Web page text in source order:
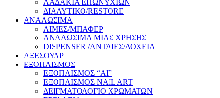
ΛΑΔΑΚΙΑ ΕΠΩΝΥΧΙΩΝ
ΔΙΑΛΥΤΙΚΟ/RESTORE
ΑΝΑΛΩΣΙΜΑ
ΛΙΜΕΣ/ΜΠΑΦΕΡ
ΑΝΑΛΩΣΙΜΑ ΜΙΑΣ ΧΡΗΣΗΣ
DISPENSER /ΑΝΤΛΙΕΣ/ΔΟΧΕΙΑ
ΑΞΕΣΟΥΑΡ
ΕΞΟΠΛΙΣΜΟΣ
ΕΞΟΠΛΙΣΜΟΣ “AI”
ΕΞΟΠΛΙΣΜΟΣ NAIL ART
ΔΕΙΓΜΑΤΟΛΟΓΙΟ ΧΡΩΜΑΤΩΝ